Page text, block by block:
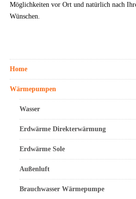
Möglichkeiten vor Ort und natürlich nach
Wünschen.
Home
Wärmepumpen
Wasser
Erdwärme Direkterwärmung
Erdwärme Sole
Außenluft
Brauchwasser Wärmepumpe